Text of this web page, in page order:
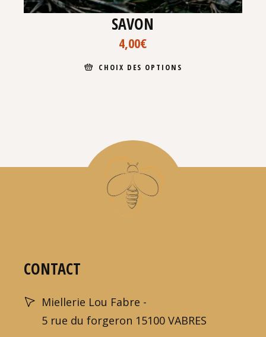
SAVON
4,00€
CHOIX DES OPTIONS
CONTACT
Miellerie Lou Fabre -
5 rue du forgeron 15100 VABRES